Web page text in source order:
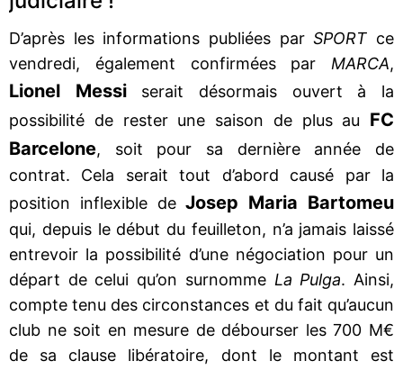
D’après les informations publiées parSPORT ce
vendredi, également confirmées par MARCA,
Lionel Messiserait désormais ouvert à la
possibilité de rester une saison de plus au FC
Barcelone, soit pour sa dernière année de
contrat. Cela serait tout d’abord causé par la
position inflexible deJosep Maria Bartomeu
qui, depuis le début du feuilleton, n’a jamais laissé
entrevoir la possibilité d’une négociation pour un
départ de celui qu’on surnomme La Pulga. Ainsi,
compte tenu des circonstances et du fait qu’aucun
club ne soit en mesure de débourser les 700 M€
de sa clause libératoire, dont le montant est